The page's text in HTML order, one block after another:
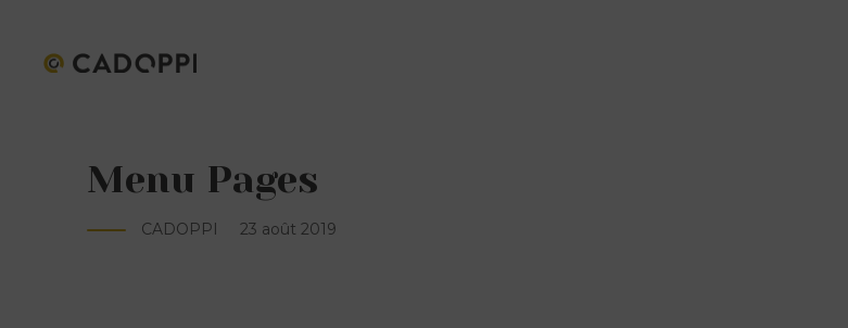
Menu Pages
CADOPPI 23 août 2019